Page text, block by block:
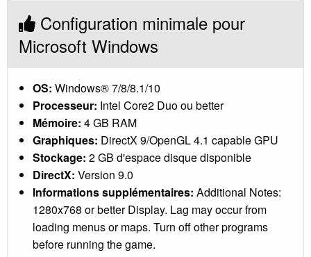
Configuration minimale pour
Microsoft Windows
OS: Windows® 7/8/8.1/10
Processeur: Intel Core2 Duo ou better
Mémoire: 4 GB RAM
Graphiques: DirectX 9/OpenGL 4.1 capable GPU
Stockage: 2 GB d'espace disque disponible
DirectX: Version 9.0
Informations supplémentaires: Additional Notes:
1280x768 or better Display. Lag may occur from
loading menus or maps. Turn off other programs
before running the game.